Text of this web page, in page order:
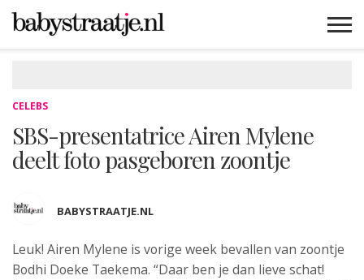
CELEBS
SBS-presentatrice Airen Mylene
deelt foto pasgeboren zoontje
BABYSTRAATJE.NL
Leuk! Airen Mylene is vorige week bevallen van zoontje
Bodhi Doeke Taekema. “Daar ben je dan lieve schat!